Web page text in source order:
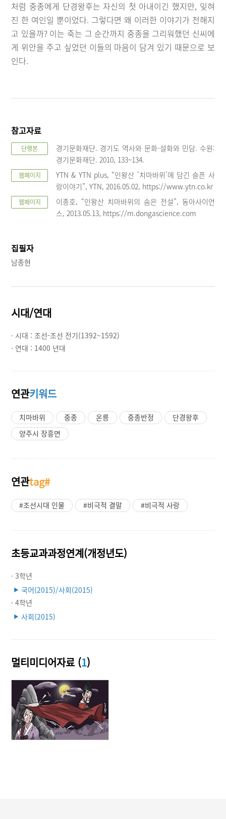
처럼 중종에게 단경왕후는 자신의 첫 아내이긴 했지만, 잊혀
진 한 여인일 뿐이었다. 그렇다면 왜 이러한 이야기가 전해지
고 있을까? 이는 죽는 그 순간까지 중종을 그리워했던 신씨에
게 위안을 주고 싶었던 이들의 마음이 담겨 있기 때문으로 보
인다.
참고자료
단행본
경기문화재단. 경기도 역사와 문화-설화와 민담. 수원:
경기문화재단. 2010, 133~134.
웹페이지
YTN & YTN plus, “인왕산 '치마바위'에 담긴 슬픈 사
랑이야기”, YTN, 2016.05.02, https://www.ytn.co.kr
웹페이지
이종호, “인왕산 치마바위의 숨은 전설”, 동아사이언
스, 2013.05.13, https://m.dongascience.com
집필자
남종현
시대/연대
· 시대 : 조선-조선 전기(1392~1592)
· 연대 : 1400 년대
연관키워드
치마바위 중종 온릉 중종반정
단경왕후
양주시 장흥면
연관tag#
#조선시대 인물 #비극적 결말 #비극적 사랑
초등교과과정연계(개정년도)
· 3학년
▶ 국어(2015)/사회(2015)
· 4학년
▶ 사회(2015)
멀티미디어자료 (1)